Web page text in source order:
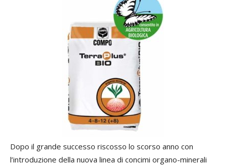
Dopo il grande successo riscosso lo scorso anno con
l’introduzione della nuova linea di concimi organo-minerali